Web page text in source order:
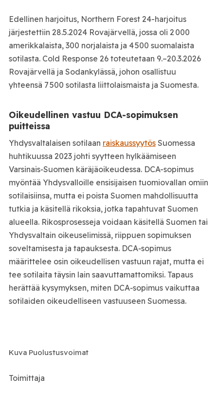
Edellinen harjoitus, Northern Forest 24-harjoitus
järjestettiin 28.5.2024 Rovajärvellä, jossa oli 2 000
amerikkalaista, 300 norjalaista ja 4 500 suomalaista
sotilasta. Cold Response 26 toteutetaan 9.–20.3.2026
Rovajärvellä ja Sodankylässä, johon osallistuu
yhteensä 7 500 sotilasta liittolaismaista ja Suomesta.
Oikeudellinen vastuu DCA‑sopimuksen
puitteissa
Yhdysvaltalaisen sotilaan raiskaussyytösSuomessa
huhtikuussa 2023 johti syytteen hylkäämiseen
Varsinais‑Suomen käräjäoikeudessa. DCA-sopimus
myöntää Yhdysvalloille ensisijaisen tuomiovallan omiin
sotilaisiinsa, mutta ei poista Suomen mahdollisuutta
tutkia ja käsitellä rikoksia, jotka tapahtuvat Suomen
alueella. Rikosprosesseja voidaan käsitellä Suomen tai
Yhdysvaltain oikeuselimissä, riippuen sopimuksen
soveltamisesta ja tapauksesta. DCA‑sopimus
määrittelee osin oikeudellisen vastuun rajat, mutta ei
tee sotilaita täysin lain saavuttamattomiksi. Tapaus
herättää kysymyksen, miten DCA‑sopimus vaikuttaa
sotilaiden oikeudelliseen vastuuseen Suomessa.
Kuva Puolustusvoimat
Toimittaja